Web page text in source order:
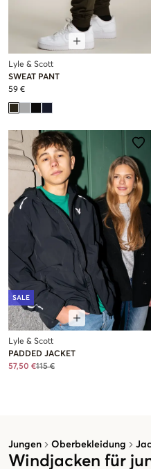
Jungen Oberbekleidung
Windjacken für
Lyle & Scott
SWEAT PANT
59 €
SALE
Lyle & Scott
PADDED JACKET
57,50 €115 €